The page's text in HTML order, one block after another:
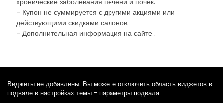
хронические заболевания печени и почек.
- Купон не суммируется с другими акциями или
действующими скидками салонов.
- Дополнительная информация на сайте .
Виджеты не добавлены. Вы можете отключить область виджетов в
подвале в настройках темы - параметры подвала